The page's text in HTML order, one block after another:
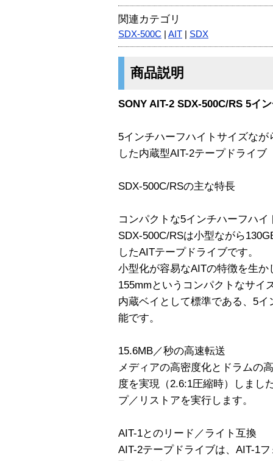
関連カテゴリ
SDX-500C AIT SDX
商品説明
SONY AIT-2 SDX-500C/RS 5イ
5インチハーフハイトサイズな
した内蔵型AIT-2テープドライブ
SDX-500C/RSの主な特長
コンパクトな5インチハーフハイ
SDX-500C/RSは小型ながら
したAITテープドライブです。
小型化が容易なAITの特徴を生
155mmというコンパクトなサイ
内蔵ベイとして標準である、5
能です。
15.6MB／秒の高速転送
メディアの高密度化とドラムの
度を実現（2.6:1圧縮時）しまし
プ／リストアを実行します。
AIT-1とのリード／ライト互換
AIT-2テープドライブは、AIT-1